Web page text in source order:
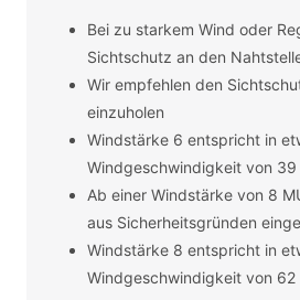
Bei zu starkem Wind oder
Sichtschutz an den
Wir empfehlen den
einzuholen
Windstärke 6 entspricht in
Windgeschwindigkeit von
Ab einer Windstärke von 8
aus Sicherheitsgründen
Windstärke 8 entspricht in
Windgeschwindigkeit von